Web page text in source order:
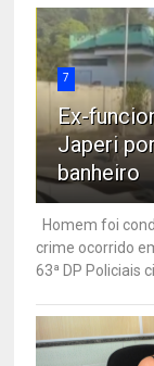
7
Ex-
Japeri
banheiro
Homem foi
crime ocorrido
63ª DP Policiais